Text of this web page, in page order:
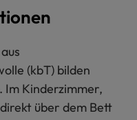
(kbT) bilden
Im Kinderzimmer,
über dem Bett